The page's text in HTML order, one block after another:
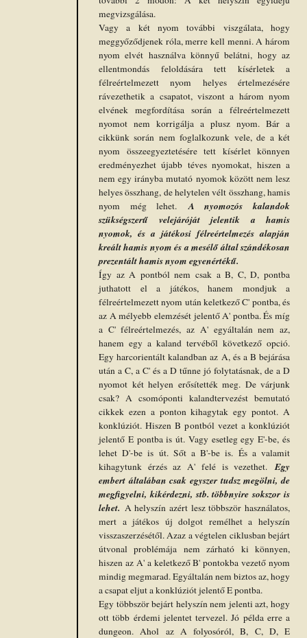
megvizsgálása.
Vagy a két nyom további viszgálata, hogy
meggyőződjenek róla, merre kell menni. A három
nyom elvét használva könnyű belátni, hogy az
ellentmondás feloldására tett kísérletek a
félreértelmezett nyom helyes értelmezésére
rávezethetik a csapatot, viszont a három nyom
elvének megfordítása során a félreértelmezett
nyomot nem korrigálja a plusz nyom. Bár a
cikkünk során nem foglalkozunk vele, de a két
nyom összeegyeztetésére tett kísérlet könnyen
eredményezhet újabb téves nyomokat, hiszen a
nem egy irányba mutató nyomok között nem lesz
helyes összhang, de helytelen vélt összhang, hamis
nyom még lehet.A nyomozós kalandok
szükségszerű velejáróját jelentik a hamis
nyomok, és a játékosi félreértelmezés alapján
kreált hamis nyom és a mesélő által szándékosan
prezentált hamis nyom egyenértékű.
Így az A pontból nem csak a B, C, D, pontba
juthatott el a játékos, hanem mondjuk a
félreértelmezett nyom után keletkező C' pontba, és
az A mélyebb elemzését jelentő A' pontba. És míg
a C' félreértelmezés, az A' egyáltalán nem az,
hanem egy a kaland tervéből következő opció.
Egy harcorientált kalandban az A, és a B bejárása
után a C, a C' és a D tűnne jó folytatásnak, de a D
nyomot két helyen erősítették meg. De várjunk
csak? A csomóponti kalandtervezést bemutató
cikkek ezen a ponton kihagytak egy pontot. A
konklúziót. Hiszen B pontból vezet a konklúziót
jelentő E pontba is út. Vagy esetleg egy E'-be, és
lehet D'-be is út. Sőt a B'-be is. És a valamit
kihagytunk érzés az A' felé is vezethet.Egy
embert általában csak egyszer tudsz megölni, de
megfigyelni, kikérdezni, stb. többnyire sokszor is
lehet. A helyszín azért lesz többször használatos,
mert a játékos új dolgot remélhet a helyszín
visszaszerzésétől. Azaz a végtelen ciklusban bejárt
útvonal problémája nem zárható ki könnyen,
hiszen az A' a keletkező B' pontokba vezető nyom
mindig megmarad. Egyáltalán nem biztos az, hogy
a csapat eljut a konklúziót jelentő E pontba.
Egy többször bejárt helyszín nem jelenti azt, hogy
ott több érdemi jelentet tervezel. Jó példa erre a
dungeon. Ahol az A folyosóról, B, C, D, E